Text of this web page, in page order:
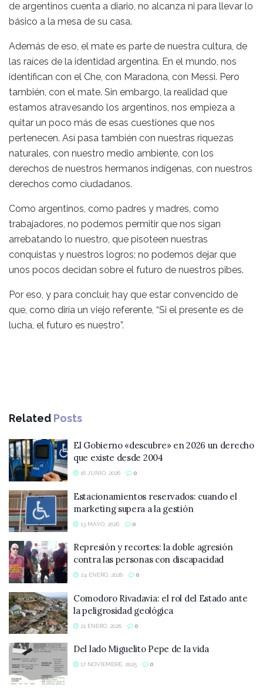
de argentinos cuenta a diario, no alcanza ni para llevar lo
básico a la mesa de su casa.
Además de eso, el mate es parte de nuestra cultura, de
las raíces de la identidad argentina. En el mundo, nos
identifican con el Che, con Maradona, con Messi. Pero
también, con el mate. Sin embargo, la realidad que
estamos atravesando los argentinos, nos empieza a
quitar un poco más de esas cuestiones que nos
pertenecen. Así pasa también con nuestras riquezas
naturales, con nuestro medio ambiente, con los
derechos de nuestros hermanos indígenas, con nuestros
derechos como ciudadanos.
Como argentinos, como padres y madres, como
trabajadores, no podemos permitir que nos sigan
arrebatando lo nuestro, que pisoteen nuestras
conquistas y nuestros logros; no podemos dejar que
unos pocos decidan sobre el futuro de nuestros pibes.
Por eso, y para concluir, hay que estar convencido de
que, como diría un viejo referente, “Si el presente es de
lucha, el futuro es nuestro”.
Related Posts
El Gobierno «descubre» en 2026 un derecho
que existe desde 2004
16 JUNIO, 2026 0
Estacionamientos reservados: cuando el
marketing supera a la gestión
13 MAYO, 2026 0
Represión y recortes: la doble agresión
contra las personas con discapacidad
24 ENERO, 2026 0
Comodoro Rivadavia: el rol del Estado ante
la peligrosidad geológica
21 ENERO, 2026 0
Del lado Miguelito Pepe de la vida
17 NOVIEMBRE, 2025 0